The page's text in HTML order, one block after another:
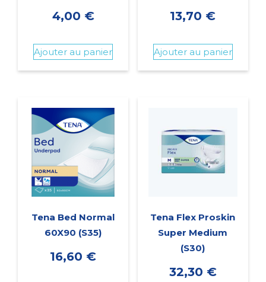
4,00 €
Ajouter au panier
13,70 €
Ajouter au panier
Tena Bed Normal
60X90 (S35)
16,60 €
Tena Flex Proskin
Super Medium
(S30)
32,30 €